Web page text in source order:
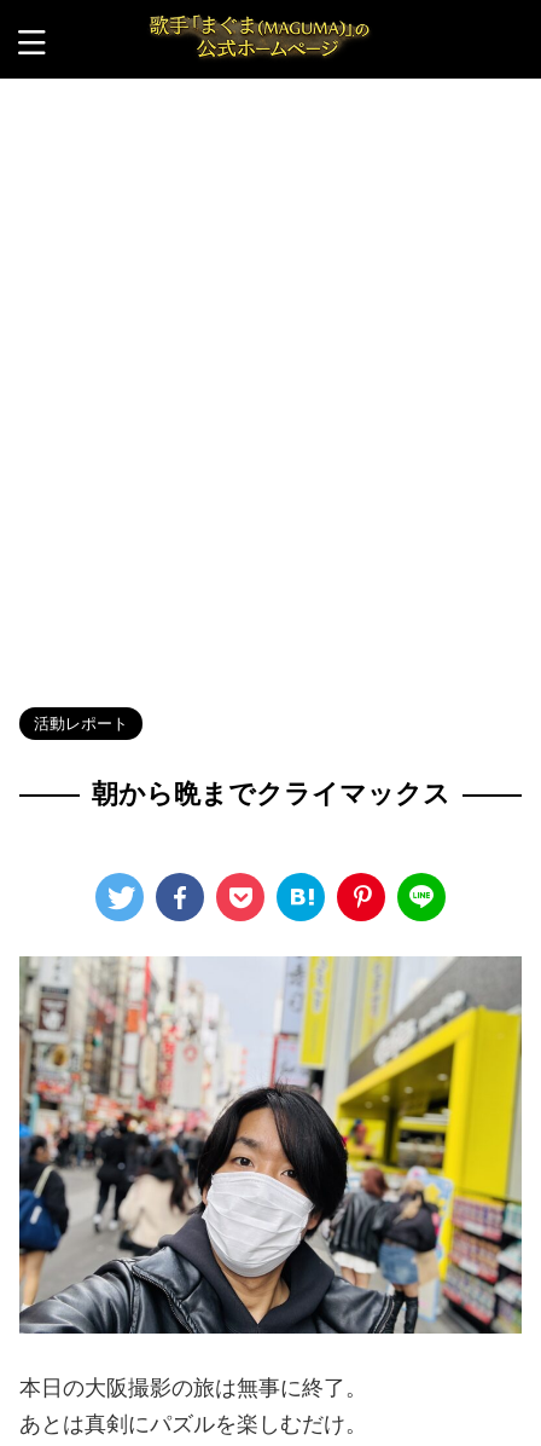
活動レポート
朝から晩までクライマックス
本日の大阪撮影の旅は無事に終了。
あとは真剣にパズルを楽しむだけ。